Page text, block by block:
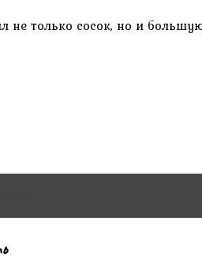
не только сосок, но и